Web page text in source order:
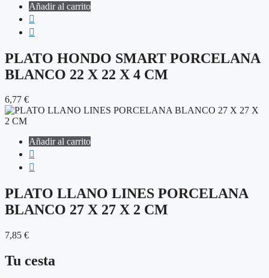
Añadir al carrito
PLATO HONDO SMART PORCELANA
BLANCO 22 X 22 X 4 CM
6,77 €
Añadir al carrito
PLATO LLANO LINES PORCELANA
BLANCO 27 X 27 X 2 CM
7,85 €
Tu cesta